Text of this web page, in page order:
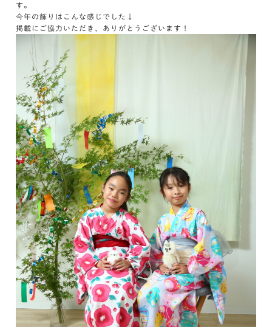
す。
今年の飾りはこんな感じでした↓
掲載にご協力いただき、ありがとうございます！